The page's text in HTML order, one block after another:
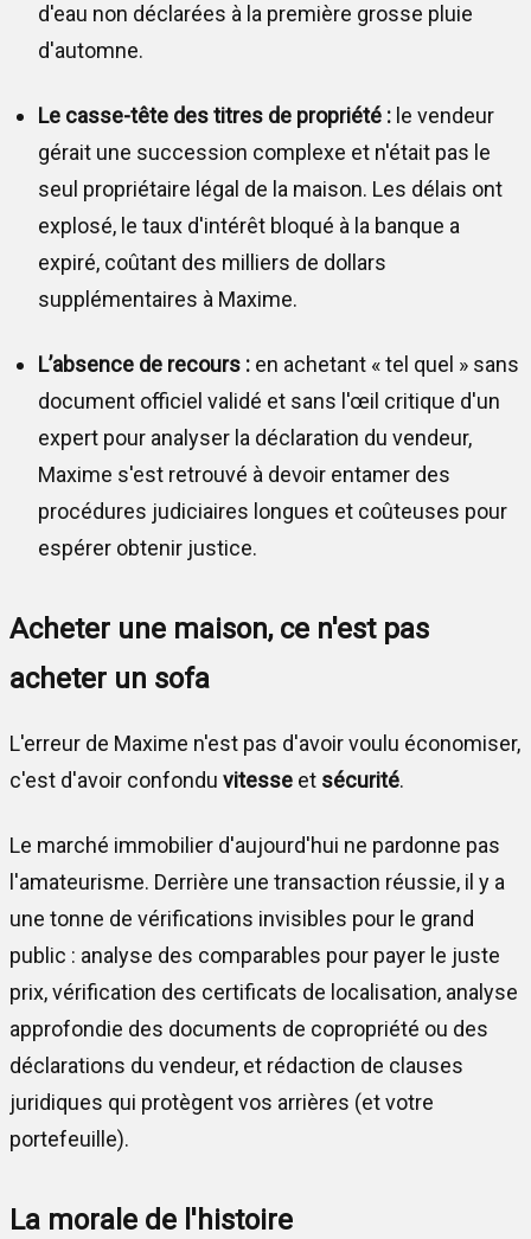
d'eau non déclarées à la première grosse pluie
d'automne.
Le casse-tête des titres de propriété : le vendeur
gérait une succession complexe et n'était pas le
seul propriétaire légal de la maison. Les délais ont
explosé, le taux d'intérêt bloqué à la banque a
expiré, coûtant des milliers de dollars
supplémentaires à Maxime.
L’absence de recours : en achetant « tel quel » sans
document officiel validé et sans l'œil critique d'un
expert pour analyser la déclaration du vendeur,
Maxime s'est retrouvé à devoir entamer des
procédures judiciaires longues et coûteuses pour
espérer obtenir justice.
Acheter une maison, ce n'est pas
acheter un sofa
L'erreur de Maxime n'est pas d'avoir voulu économiser,
c'est d'avoir confondu vitesse et sécurité.
Le marché immobilier d'aujourd'hui ne pardonne pas
l'amateurisme. Derrière une transaction réussie, il y a
une tonne de vérifications invisibles pour le grand
public : analyse des comparables pour payer le juste
prix, vérification des certificats de localisation, analyse
approfondie des documents de copropriété ou des
déclarations du vendeur, et rédaction de clauses
juridiques qui protègent vos arrières (et votre
portefeuille).
La morale de l'histoire